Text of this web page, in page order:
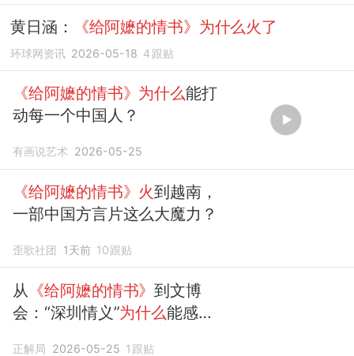
黄日涵： 《给阿嬷的情书》为什么火了
环球网资讯 2026-05-18 4 跟贴
《给阿嬷的情书》为什么能打
动每一个中国人？
有画说艺术 2026-05-25
《给阿嬷的情书》火到越南，
一部中国方言片这么大魔力？
歪歌社团 1天前 10跟贴
从 《给阿嬷的情书》到文博
会：“深圳情义”为什么能感动
正解局 2026-05-25 1 跟贴